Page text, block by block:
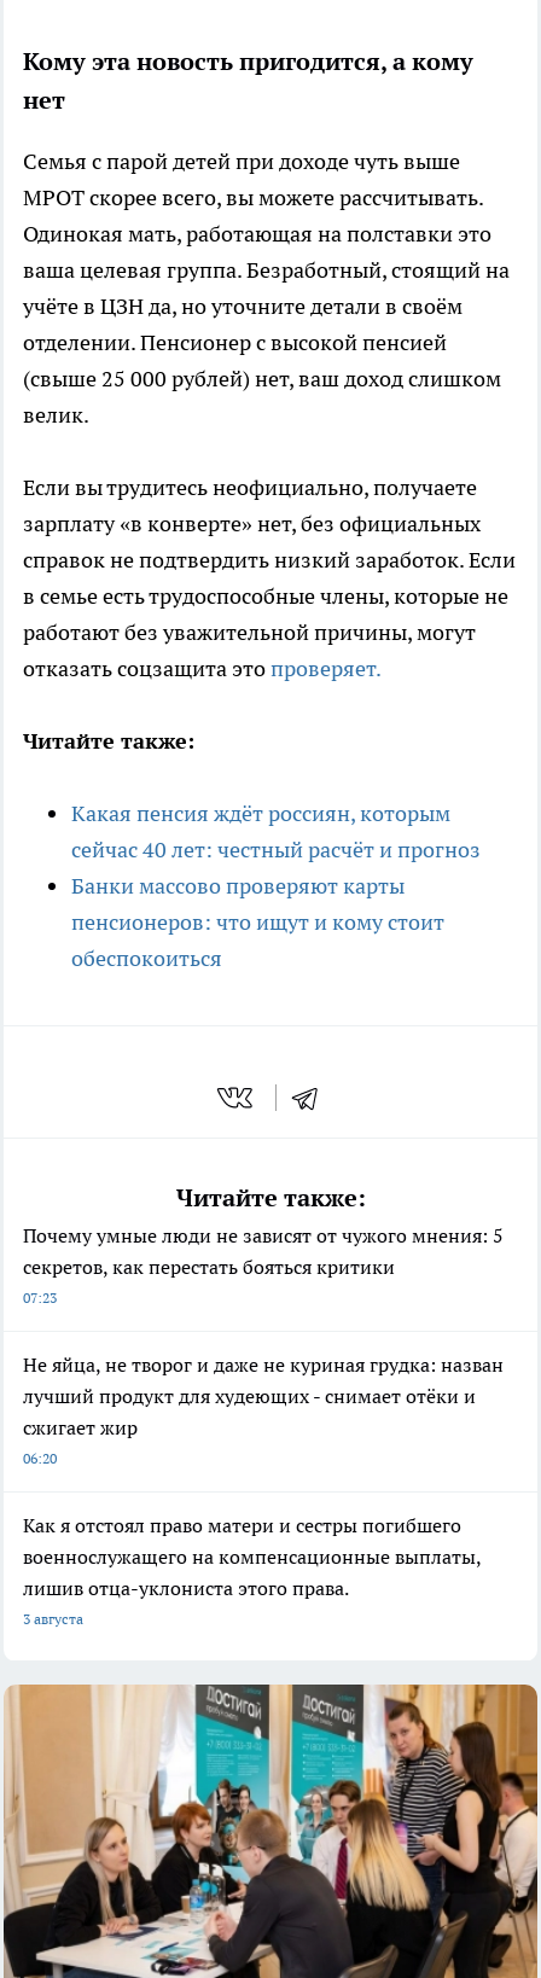
Кому эта новость пригодится, а кому
нет
Семья с парой детей при доходе чуть выше
МРОТ скорее всего, вы можете рассчитывать.
Одинокая мать, работающая на полставки это
ваша целевая группа. Безработный, стоящий на
учёте в ЦЗН да, но уточните детали в своём
отделении. Пенсионер с высокой пенсией
(свыше 25 000 рублей) нет, ваш доход слишком
велик.
Если вы трудитесь неофициально, получаете
зарплату «в конверте» нет, без официальных
справок не подтвердить низкий заработок. Если
в семье есть трудоспособные члены, которые не
работают без уважительной причины, могут
отказать соцзащита этопроверяет.
Читайте также:
Какая пенсия ждёт россиян, которым
сейчас 40 лет: честный расчёт и прогноз
Банки массово проверяют карты
пенсионеров: что ищут и кому стоит
обеспокоиться
Читайте также:
Почему умные люди не зависят от чужого мнения: 5
секретов, как перестать бояться критики
07:23
Не яйца, не творог и даже не куриная грудка: назван
лучший продукт для худеющих - снимает отёки и
сжигает жир
06:20
Как я отстоял право матери и сестры погибшего
военнослужащего на компенсационные выплаты,
лишив отца-уклониста этого права.
3 августа